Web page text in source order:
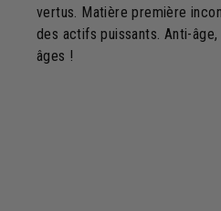
vertus. Matière première
des actifs puissants. Anti-
âges !